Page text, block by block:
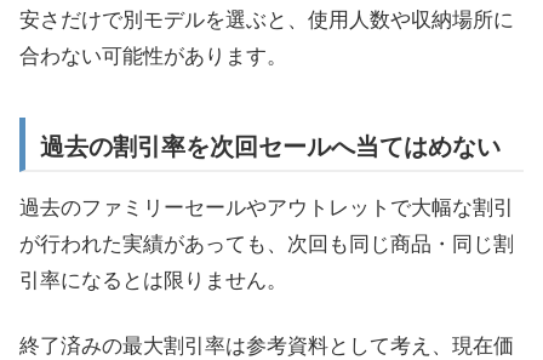
安さだけで別モデルを選ぶと、使用人数や収納場所に
合わない可能性があります。
過去の割引率を次回セールへ当てはめない
過去のファミリーセールやアウトレットで大幅な割引
が行われた実績があっても、次回も同じ商品・同じ割
引率になるとは限りません。
終了済みの最大割引率は参考資料として考え、現在価